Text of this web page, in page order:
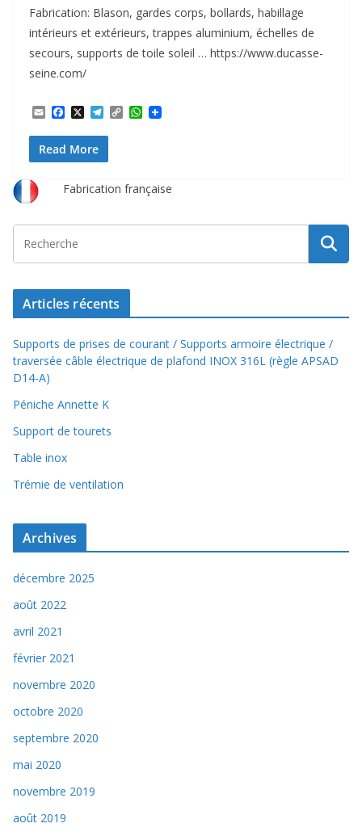
Fabrication: Blason, gardes corps, bollards, habillage
intérieurs et extérieurs, trappes aluminium, échelles de
secours, supports de toile soleil … https://www.ducasse-
seine.com/
E
a
i
l
c
e
b
o
X T
l
g
a
C
n
W
p
Read More
Fabrication française
Articles récents
Supports de prises de courant / Supports armoire électrique /
traversée câble électrique de plafond INOX 316L (règle APSAD
D14-A)
Péniche Annette K
Support de tourets
Table inox
Trémie de ventilation
Archives
décembre 2025
août 2022
avril 2021
février 2021
novembre 2020
octobre 2020
septembre 2020
mai 2020
novembre 2019
août 2019